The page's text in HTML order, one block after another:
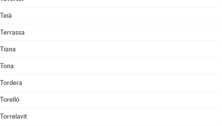
Teià
Terrassa
Tiana
Tona
Tordera
Torelló
Torrelavit